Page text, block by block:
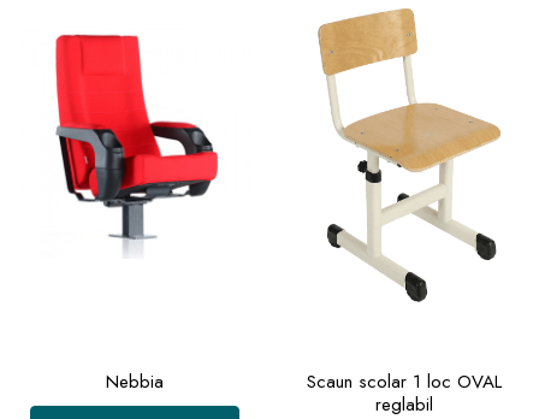
Nebbia
Scaun scolar 1 loc OVAL
reglabil